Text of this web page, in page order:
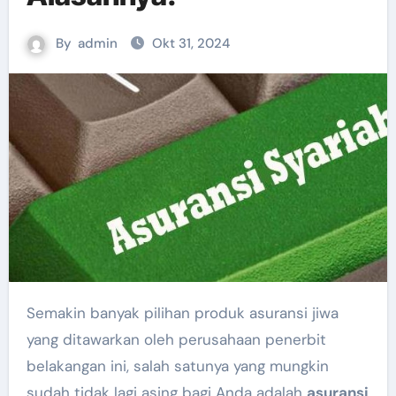
By admin Okt 31, 2024
Semakin banyak pilihan produk asuransi jiwa
yang ditawarkan oleh perusahaan penerbit
belakangan ini, salah satunya yang mungkin